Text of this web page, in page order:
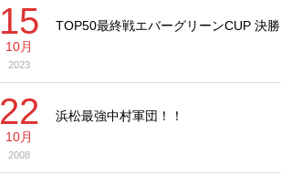
15
10月
2023
TOP50最終戦エバーグリーンCUP 決勝
22
10月
2008
浜松最強中村軍団！！